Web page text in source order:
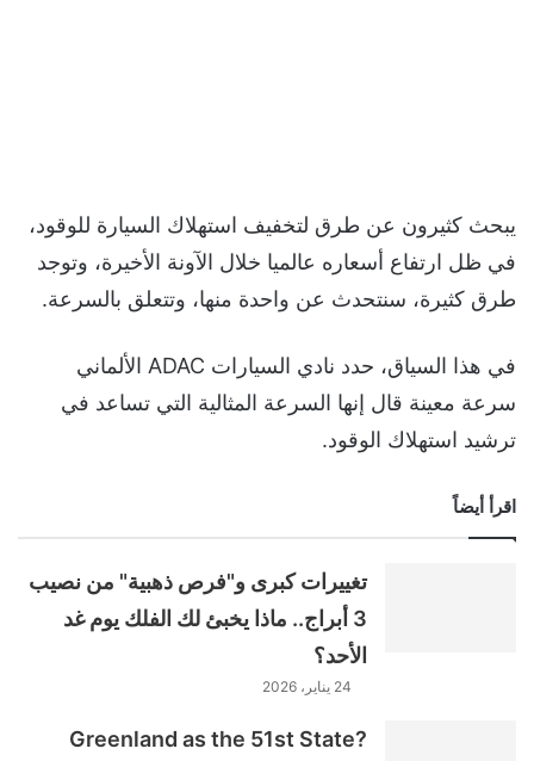
يبحث كثيرون عن طرق لتخفيف استهلاك السيارة للوقود،
في ظل ارتفاع أسعاره عالميا خلال الآونة الأخيرة، وتوجد
طرق كثيرة، سنتحدث عن واحدة منها، وتتعلق بالسرعة.
في هذا السياق، حدد نادي السيارات ADAC الألماني
سرعة معينة قال إنها السرعة المثالية التي تساعد في
ترشيد استهلاك الوقود.
اقرأ أيضاً
تغييرات كبرى و"فرص ذهبية" من نصيب
3 أبراج.. ماذا يخبئ لك الفلك يوم غد
الأحد؟
24 يناير، 2026
Greenland as the 51st State?